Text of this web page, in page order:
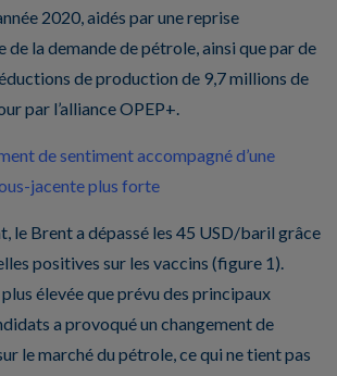
2020, aidés par une reprise
de la demande de pétrole, ainsi que par de
de production de 9,7 millions de
par l’alliance OPEP+.
de sentiment accompagné d’une
jacente plus forte
le Brent a dépassé les 45 USD/baril grâce
positives sur les vaccins (figure 1).
plus élevée que prévu des principaux
a provoqué un changement de
le marché du pétrole, ce qui ne tient pas